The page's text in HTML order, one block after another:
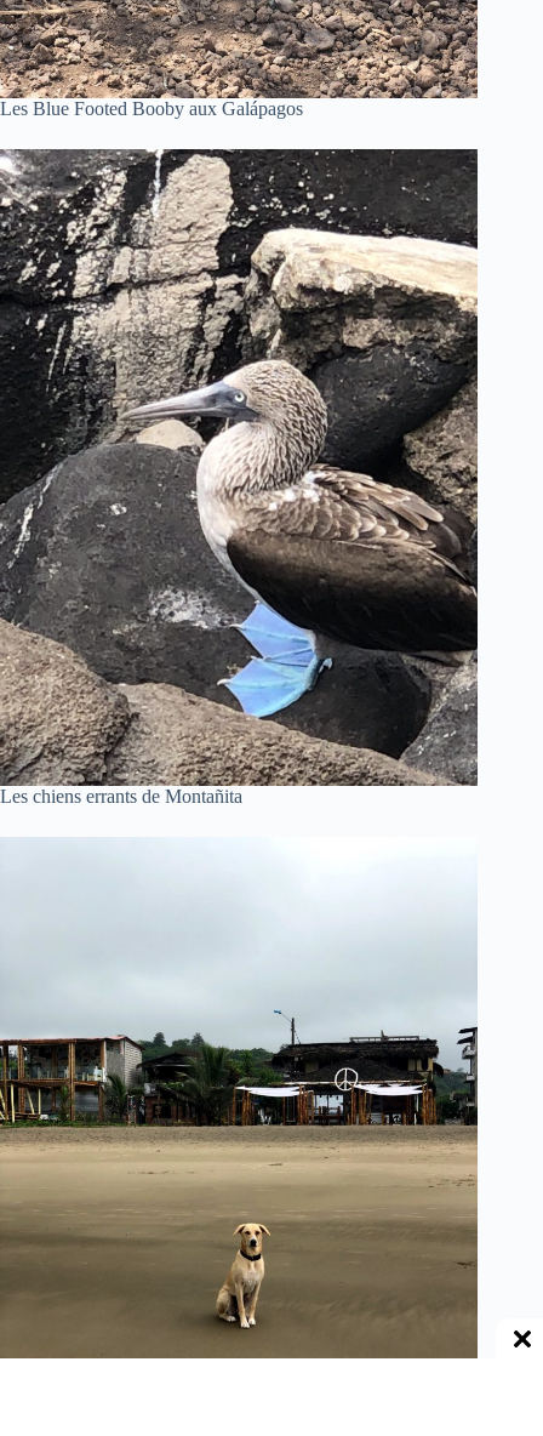
Les Blue Footed Booby aux Galápagos
Les chiens errants de Montañita